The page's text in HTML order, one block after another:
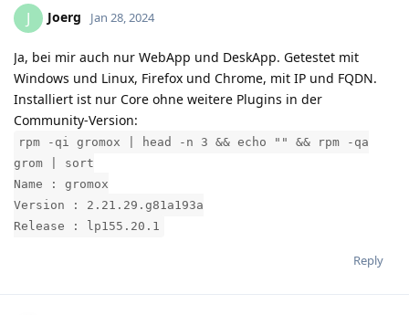
J Joerg Jan 28, 2024
Ja, bei mir auch nur WebApp und DeskApp. Getestet mit
Windows und Linux, Firefox und Chrome, mit IP und FQDN.
Installiert ist nur Core ohne weitere Plugins in der
Community-Version:
rpm -qi gromox | head -n 3 && echo "" && rpm -qa
grom | sort
Name : gromox
Version : 2.21.29.g81a193a
Release : lp155.20.1
Reply